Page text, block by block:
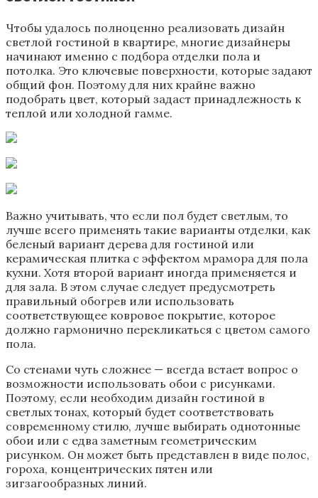
Чтобы удалось полноценно реализовать дизайн
светлой гостиной в квартире, многие дизайнеры
начинают именно с подбора отделки пола и
потолка. Это ключевые поверхности, которые задают
общий фон. Поэтому для них крайне важно
подобрать цвет, который задаст принадлежность к
теплой или холодной гамме.
Важно учитывать, что если пол будет светлым, то
лучше всего применять такие варианты отделки, как
беленый вариант дерева для гостиной или
керамическая плитка с эффектом мрамора для пола
кухни. Хотя второй вариант иногда применяется и
для зала. В этом случае следует предусмотреть
правильный обогрев или использовать
соответствующее ковровое покрытие, которое
должно гармонично перекликаться с цветом самого
пола.
Со стенами чуть сложнее — всегда встает вопрос о
возможности использовать обои с рисунками.
Поэтому, если необходим дизайн гостиной в
светлых тонах, который будет соответствовать
современному стилю, лучше выбирать однотонные
обои или с едва заметным геометрическим
рисунком. Он может быть представлен в виде полос,
гороха, концентрических пятен или
зигзагообразных линий.